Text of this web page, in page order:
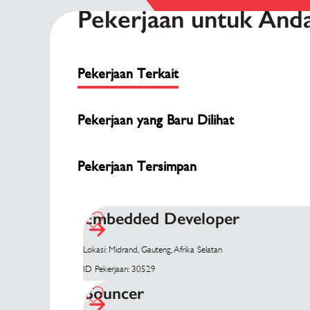
Pekerjaan untuk
Pekerjaan Terkait
Pekerjaan yang Baru Dilihat
Pekerjaan Tersimpan
Embedded Developer
Lokasi: Midrand, Gauteng, Afrika Selatan
ID Pekerjaan: 30529
Bouncer